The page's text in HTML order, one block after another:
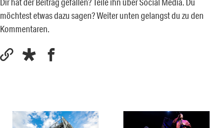
möchtest etwas dazu sagen? Weiter unten gelangst du zu den
Kommentaren.